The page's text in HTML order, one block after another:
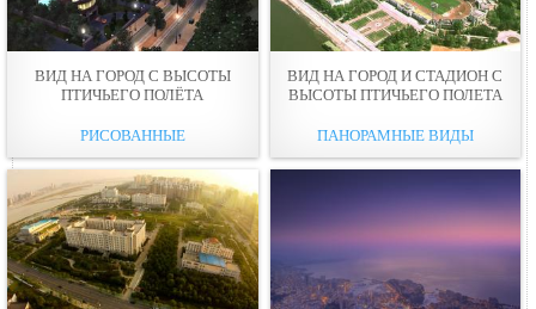
ВИД НА ГОРОД С ВЫСОТЫ
ПТИЧЬЕГО ПОЛЁТА
РИСОВАННЫЕ
ВИД НА ГОРОД И СТАДИОН С
ВЫСОТЫ ПТИЧЬЕГО ПОЛЕТА
ПАНОРАМНЫЕ ВИДЫ